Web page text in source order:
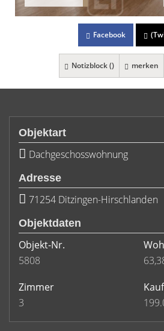
Facebook
Notizblock () merken
Objektart
Dachgeschosswohnung
Adresse
71254 Ditzingen-Hirschlanden
Objektdaten
Objekt-Nr.
5808
Zimmer
3